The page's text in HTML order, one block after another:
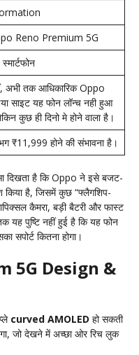
Reno Premium 5G
अभी तक आधिकारिक Oppo
साइट यह फोन लॉन्च नही हुआ
कुछ ही दिनो मे होने वाला है।
₹11,999 होने की संभावना है।
दिखता है कि Oppo ने इसे बजट-
किया है, जिसमें कुछ “फ्लैगशिप-
कैमरा, बड़ी बैटरी और फास्ट
यह पुष्टि नहीं हुई है कि यह फोन
सपोर्ट कितना होगा।
5G Design &
curved AMOLED हो सकती
जो देखने में अच्छा ओर रिच लुक